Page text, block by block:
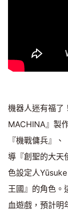
機器人迷有福了
MACHINA』製
『機戰傭兵』
導『創聖的大天
色設定人
王國』的角色。
血遊戲，預計明